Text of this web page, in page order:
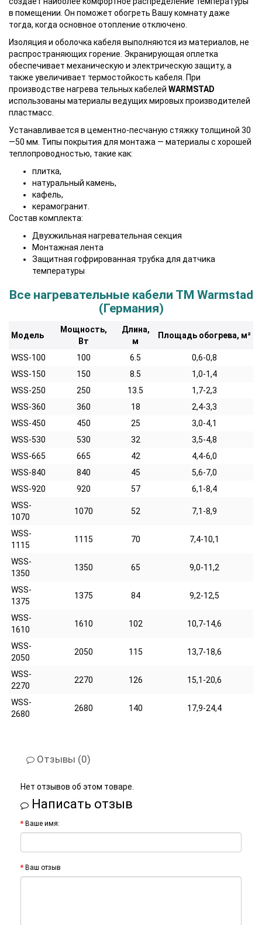
в помещении. Он поможет обогреть Вашу комнату даже
тогда, когда основное отопление отключено.
Изоляция и оболочка кабеля выполняются из материалов, не
распространяющих горение. Экранирующая оплетка
обеспечивает механическую и электрическую защиту, а
также увеличивает термостойкость кабеля. При
производстве нагрева тельных кабелей WARMSTAD
использованы материалы ведущих мировых производителей
пластмасс.
Устанавливается в цементно-песчаную стяжку толщиной 30
—50 мм. Типы покрытия для монтажа — материалы с хорошей
теплопроводностью, такие как:
плитка,
натуральный камень,
кафель,
керамогранит.
Состав комплекта:
Двухжильная нагревательная секция
Монтажная лента
Защитная гофрированная трубка для датчика
температуры
Все нагревательные кабели ТМ Warmstad
(Германия)
Модель
Мощность,
Вт
Длина,
м
Площадь обогрева, м²
WSS-100 100 6.5
0,6-0,8
WSS-150
150 8.5
1,0-1,4
WSS-250
250 13.5
1,7-2,3
WSS-360
360 18
2,4-3,3
WSS-450
450 25
3,0-4,1
WSS-530
530 32
3,5-4,8
WSS-665
665 42
4,4-6,0
WSS-840
840 45
5,6-7,0
WSS-920
920 57
6,1-8,4
WSS-
1070
1070 52 7,1-8,9
WSS-
1115
1115 70 7,4-10,1
WSS-
1350
1350 65 9,0-11,2
WSS-
1375
1375 84 9,2-12,5
WSS-
1610
1610 102 10,7-14,6
WSS-
2050
2050 115 13,7-18,6
WSS-
2270
2270 126 15,1-20,6
WSS-
2680
2680 140 17,9-24,4
Отзывы (0)
Нет отзывов об этом товаре.
Написать отзыв
Ваше имя:
Ваш отзыв